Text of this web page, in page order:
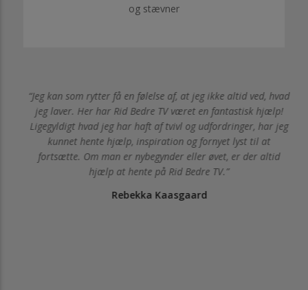
og stævner
Jeg kan som rytter få en følelse af, at jeg ikke altid ved, hvad
jeg laver. Her har Rid Bedre TV været en fantastisk hjælp!
Ligegyldigt hvad jeg har haft af tvivl og udfordringer, har jeg
kunnet hente hjælp, inspiration og fornyet lyst til at
fortsætte. Om man er nybegynder eller øvet, er der altid
hjælp at hente på Rid Bedre TV.
Rebekka Kaasgaard